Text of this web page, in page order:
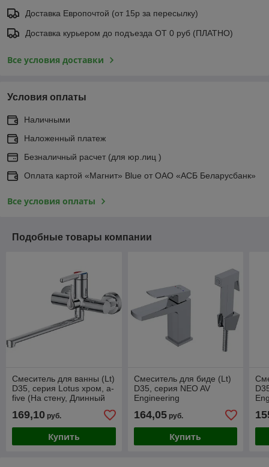
Доставка Европочтой (от 15р за пересылку)
Доставка курьером до подъезда ОТ 0 руб (ПЛАТНО)
Все условия доставки
Условия оплаты
Наличными
Наложенный платеж
Безналичный расчет (для юр.лиц )
Оплата картой «Магнит» Blue от ОАО «АСБ Беларусбанк»
Все условия оплаты
Подобные товары компании
Смеситель для ванны (Lt)
D35, серия Lotus хром, a-
five (На стену, Длинный
169,10 руб.
Купить
Смеситель для биде (Lt)
D35, серия NEO AV
Engineering
164,05руб.
Купить